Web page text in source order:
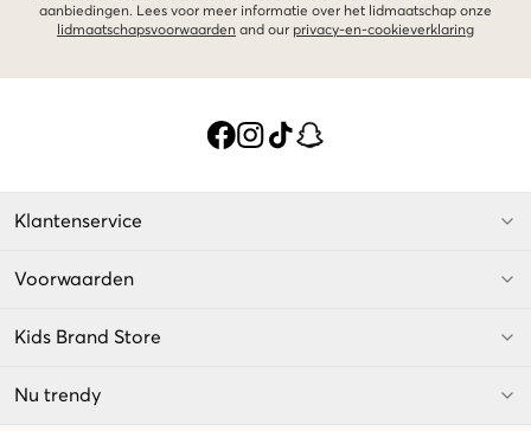
aanbiedingen. Lees voor meer informatie over het lidmaatschap onze
lidmaatschapsvoorwaarden and our privacy-en-cookieverklaring
Klantenservice
Voorwaarden
Kids Brand Store
Nu trendy